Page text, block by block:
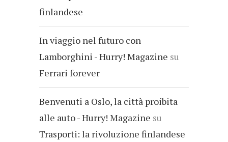
finlandese
In viaggio nel futuro con
Lamborghini - Hurry! Magazine su
Ferrari forever
Benvenuti a Oslo, la città proibita
alle auto - Hurry! Magazine su
Trasporti: la rivoluzione finlandese